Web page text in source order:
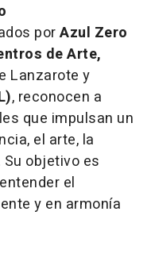
porAzul Zero
de Arte,
Lanzarote y
, reconocen a
que impulsan un
el arte, la
objetivo es
el
y en armonía